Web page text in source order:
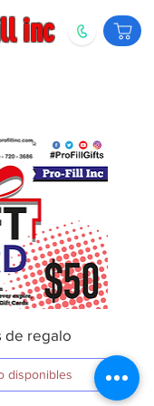
inc
de regalo